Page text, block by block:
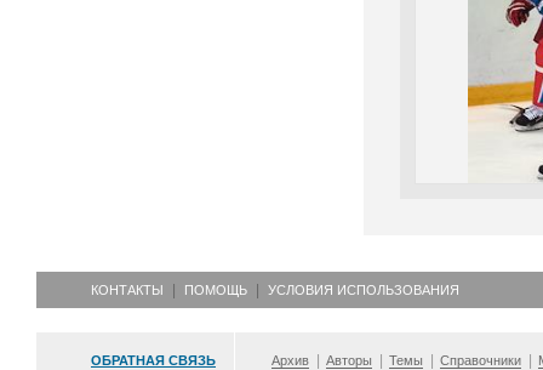
КОНТАКТЫ ПОМОЩЬ УСЛОВИЯ ИСПОЛЬЗОВАНИЯ
ОБРАТНАЯ СВЯЗЬ Архив Авторы Темы Справочники